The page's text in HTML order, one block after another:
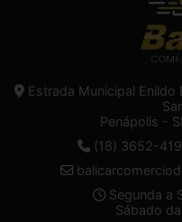
Estrada Municipal Enildo
Penápolis -
(18) 3652-
Segunda a
Sábado